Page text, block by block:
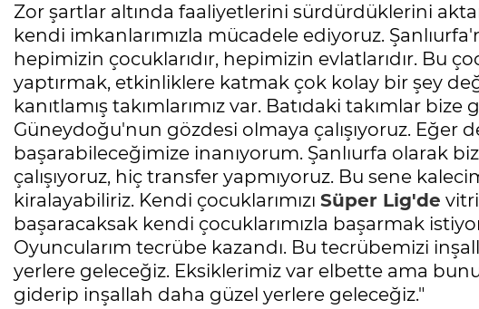
Zor şartlar altında faaliyetlerini sürdürdüklerini
kendi imkanlarımızla mücadele ediyoruz.
hepimizin çocuklarıdır, hepimizin evlatlarıdır. Bu
yaptırmak, etkinliklere katmak çok kolay bir şey
kanıtlamış takımlarımız var. Batıdaki takımlar
Güneydoğu'nun gözdesi olmaya çalışıyoruz. Eğer
başarabileceğimize inanıyorum. Şanlıurfa olarak
çalışıyoruz, hiç transfer yapmıyoruz. Bu sene
kiralayabiliriz. Kendi çocuklarımızı Süper Lig'de
başaracaksak kendi çocuklarımızla başarmak
Oyuncularım tecrübe kazandı. Bu tecrübemizi
yerlere geleceğiz. Eksiklerimiz var elbette ama bunu
giderip inşallah daha güzel yerlere geleceğiz."